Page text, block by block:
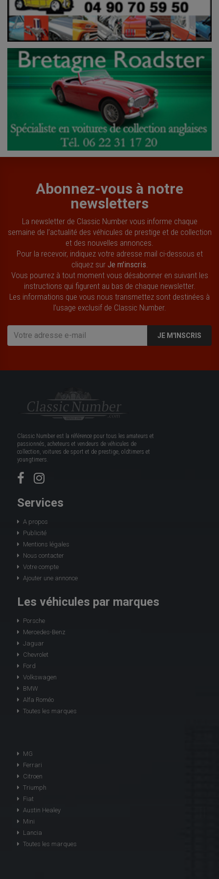
Abonnez-vous à notre
newsletters
La newsletter de Classic Number vous informe chaque
semaine de l’actualité des véhicules de prestige et de collection
et des nouvelles annonces.
Pour la recevoir, indiquez votre adresse mail ci-dessous et
cliquez sur Je m'inscris
Vous pourrez à tout moment vous désabonner en suivant les
instructions qui figurent au bas de chaque newsletter.
Les informations que vous nous transmettez sont destinées à
l’usage exclusif de Classic Number.
JE M'INSCRIS
Classic Number est la référence pour tous les amateurs et
passionnés, acheteurs et vendeurs de véhicules de
collection, voitures de sport et de prestige, oldtimers et
youngtimers.
Services
A propos
Publicité
Mentions légales
Nous contacter
Votre compte
Ajouter une annonce
Les véhicules par marques
Porsche
Mercedes-Benz
Jaguar
Chevrolet
Ford
Volkswagen
BMW
Alfa Roméo
Toutes les marques
MG
Ferrari
Citroen
Triumph
Fiat
Austin Healey
Mini
Lancia
Toutes les marques